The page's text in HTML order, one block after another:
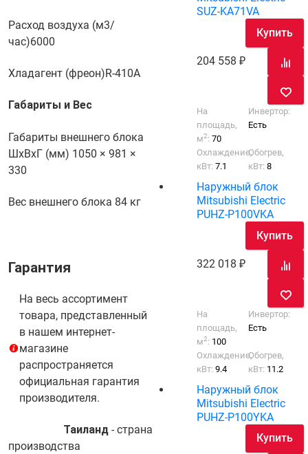
Расход воздуха (м3/
час)6000
Хладагент (фреон)R-410A
Габариты и Вес
Габариты внешнего блока
ШхВхГ (мм) 1050 × 981 ×
330
Вес внешнего блока 84 кг
Гарантия
На весь ассортимент
товара, представленный
в нашем интернет-
магазине
распространяется
официальная гарантия
производителя.
Таиланд - cтрана
производства
SUZ-KA71VA
204 558
Купить
На
площадь,
м2:70
Инвертор:
Есть
Охлаждение,
кВт:7.1
Обогрев,
кВт:8
Наружный блок
Mitsubishi Electric
PUHZ-P100VKA
322 018
Купить
На
площадь,
м2: 100
Инвертор:
Есть
Охлаждение,
кВт:9.4
Обогрев,
кВт: 11.2
Наружный блок
Mitsubishi Electric
PUHZ-P100YKA
Купить